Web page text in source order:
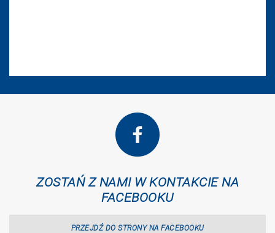
ZOSTAŃ Z NAMI W KONTAKCIE NA
FACEBOOKU
PRZEJDŹ DO STRONY NA FACEBOOKU